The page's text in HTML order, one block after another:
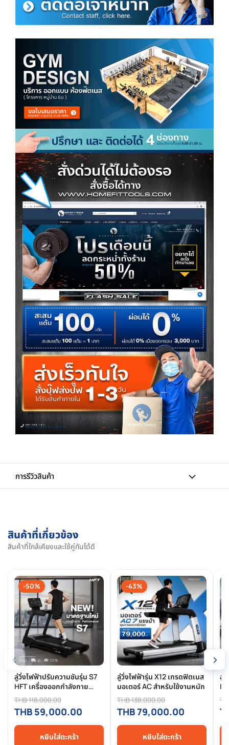
การรีวิวสินค้า
สินค้าที่เกี่ยวข้อง
สินค้าที่ใกล้เคียงและใช้คู่กันได้ดี
‹
-50%
ลู่วิ่งไฟฟ้าปรับความชันรุ่น S7
HFT เครื่องออกกำลังกาย
ฟิตเนสระดับ Commercial
ปรับชันอัตโนมัติ มอเตอร์ 6
แรงม้า จาก Homefittools
THB 118,000.00
THB 59,000.00
หยิบใส่ตะกร้า
-43%
ลู่วิ่งไฟฟ้ารุ่น X12 เกรดฟิตเนส
มอเตอร์ AC สำหรับใช้งานหนัก
THB 138,000.00
THB 79,000.00
หยิบใส่ตะกร้า
ลู่
ส
›